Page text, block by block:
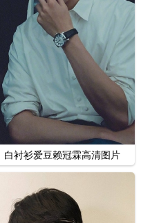
白衬衫爱豆赖冠霖高清图片